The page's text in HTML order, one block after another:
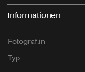
Informationen
Fotograf:in
Typ